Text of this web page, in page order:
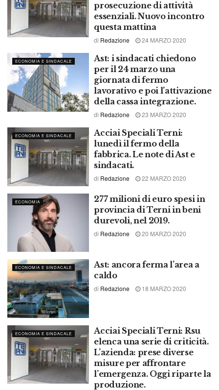
prosecuzione di attività
essenziali. Nuovo incontro
questa mattina
di Redazione 24 MARZO 2020
ECONOMIA E SINDACALE
Ast: i sindacati chiedono
per il 24 marzo una
giornata di fermo
lavorativo e poi l’attivazione
della cassa integrazione.
di Redazione 23 MARZO 2020
ECONOMIA E SINDACALE
Acciai Speciali Terni:
lunedì il fermo della
fabbrica. Le note di Ast e
sindacati.
di Redazione 22 MARZO 2020
ECONOMIA
277 milioni di euro spesi in
provincia di Terni in beni
durevoli, nel 2019.
di Redazione 20 MARZO 2020
ECONOMIA E SINDACALE
Ast: ancora ferma l’area a
caldo
di Redazione 18 MARZO 2020
ECONOMIA E SINDACALE
Acciai Speciali Terni: Rsu
elenca una serie di criticità.
L’azienda: prese diverse
misure per affrontare
l’emergenza. Oggi riparte la
produzione.